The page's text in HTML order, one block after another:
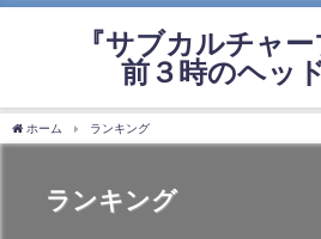
『サブカルチャ
前３時のヘッ
ホーム ランキング
ランキング